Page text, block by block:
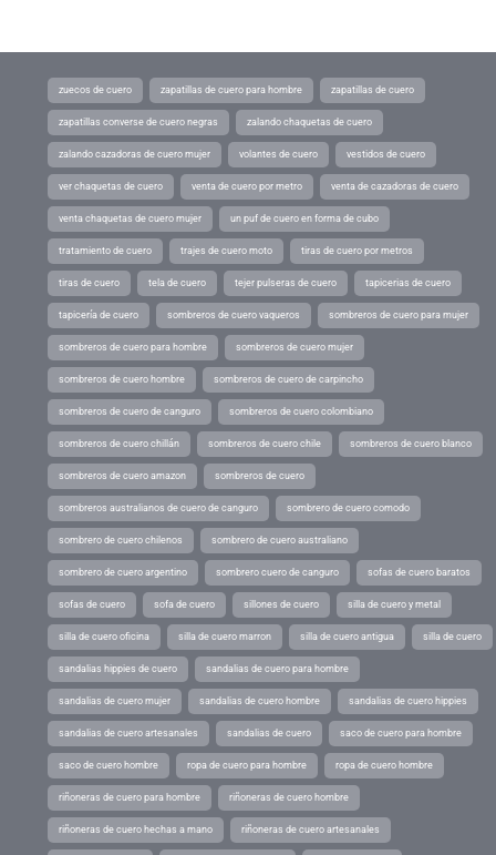
zuecos de cuero zapatillas de cuero para hombre zapatillas de cuero
zapatillas converse de cuero negras zalando chaquetas de cuero
zalando cazadoras de cuero mujer volantes de cuero vestidos de cuero
ver chaquetas de cuero venta de cuero por metro venta de cazadoras de cuero
venta chaquetas de cuero mujer un puf de cuero en forma de cubo
tratamiento de cuero trajes de cuero moto tiras de cuero por metros
tiras de cuero tela de cuero tejer pulseras de cuero tapicerias de cuero
tapicería de cuero sombreros de cuero vaqueros sombreros de cuero para mujer
sombreros de cuero para hombre sombreros de cuero mujer
sombreros de cuero hombre sombreros de cuero de carpincho
sombreros de cuero de canguro sombreros de cuero colombiano
sombreros de cuero chillán sombreros de cuero chile sombreros de cuero blanco
sombreros de cuero amazon sombreros de cuero
sombreros australianos de cuero de canguro sombrero de cuero comodo
sombrero de cuero chilenos sombrero de cuero australiano
sombrero de cuero argentino sombrero cuero de canguro sofas de cuero baratos
sofas de cuero sofa de cuero sillones de cuero silla de cuero y metal
silla de cuero oficina silla de cuero marron silla de cuero antigua silla de cuero
sandalias hippies de cuero sandalias de cuero para hombre
sandalias de cuero mujer sandalias de cuero hombre sandalias de cuero hippies
sandalias de cuero artesanales sandalias de cuero saco de cuero para hombre
saco de cuero hombre ropa de cuero para hombre ropa de cuero hombre
riñoneras de cuero para hombre riñoneras de cuero hombre
riñoneras de cuero hechas a mano riñoneras de cuero artesanales